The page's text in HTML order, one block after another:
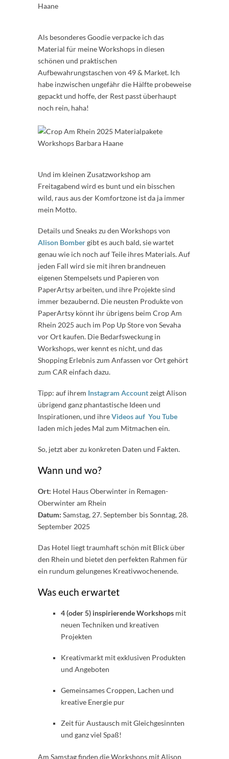
Als besonderes Goodie verpacke ich das
Material für meine Workshops in diesen
schönen und praktischen
Aufbewahrungstaschen von 49 & Market. Ich
habe inzwischen ungefähr die Hälfte probeweise
gepackt und hoffe, der Rest passt überhaupt
noch rein, haha!
Und im kleinen Zusatzworkshop am
Freitagabend wird es bunt und ein bisschen
wild, raus aus der Komfortzone ist da ja immer
mein Motto.
Details und Sneaks zu den Workshops von
Alison Bombergibt es auch bald, sie wartet
genau wie ich noch auf Teile ihres Materials. Auf
jeden Fall wird sie mit ihren brandneuen
eigenen Stempelsets und Papieren von
PaperArtsy arbeiten, und ihre Projekte sind
immer bezaubernd. Die neusten Produkte von
PaperArtsy könnt ihr übrigens beim Crop Am
Rhein 2025 auch im Pop Up Store von Sevaha
vor Ort kaufen. Die Bedarfsweckung in
Workshops, wer kennt es nicht, und das
Shopping Erlebnis zum Anfassen vor Ort gehört
zum CAR einfach dazu.
Tipp: auf ihrem Instagram Accountzeigt Alison
übrigend ganz phantastische Ideen und
Inspirationen, und ihreVideos auf You Tube
laden mich jedes Mal zum Mitmachen ein.
So, jetzt aber zu konkreten Daten und Fakten.
Wann und wo?
Ort: Hotel Haus Oberwinter in Remagen-
Oberwinter am Rhein
Datum: Samstag, 27. September bis Sonntag, 28.
September 2025
Das Hotel liegt traumhaft schön mit Blick über
den Rhein und bietet den perfekten Rahmen für
ein rundum gelungenes Kreativwochenende.
Was euch erwartet
4 (oder 5) inspirierende Workshops mit
neuen Techniken und kreativen
Projekten
Kreativmarkt mit exklusiven Produkten
und Angeboten
Gemeinsames Croppen, Lachen und
kreative Energie pur
Zeit für Austausch mit Gleichgesinnten
und ganz viel Spaß!
Am Samstag finden die Workshops mit Alison